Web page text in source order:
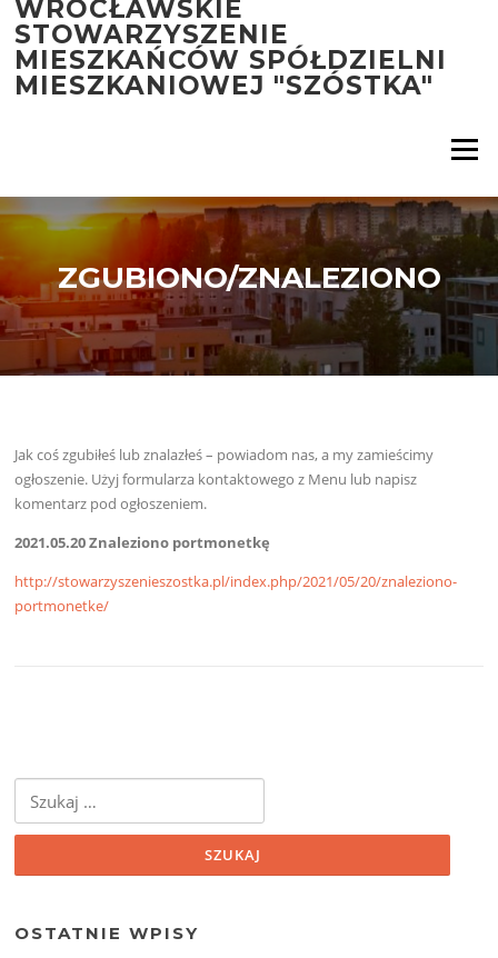
Przejdź
do
treści
WROCŁAWSKIE
STOWARZYSZENIE
MIESZKAŃCÓW SPÓŁDZIELNI
MIESZKANIOWEJ "SZÓSTKA"
Menu
ZGUBIONO/ZNALEZIONO
Jak coś zgubiłeś lub znalazłeś – powiadom nas, a my zamieścimy
ogłoszenie. Użyj formularza kontaktowego z Menu lub napisz
komentarz pod ogłoszeniem.
2021.05.20 Znaleziono portmonetkę
http://stowarzyszenieszostka.pl/index.php/2021/05/20/znaleziono-
portmonetke/
OSTATNIE WPISY